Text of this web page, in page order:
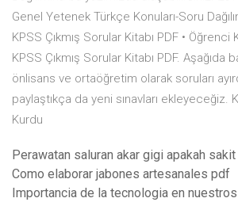
Genel Yetenek Türkçe Konuları-Soru
KPSS Çıkmış Sorular Kitabı PDF • Öğrenci
KPSS Çıkmış Sorular Kitabı PDF. Aşağıda
önlisans ve ortaöğretim olarak soruları
paylaştıkça da yeni sınavları ekleyeceğiz.
Kurdu
Perawatan saluran akar gigi apakah sakit
Como elaborar jabones artesanales pdf
Importancia de la tecnologia en